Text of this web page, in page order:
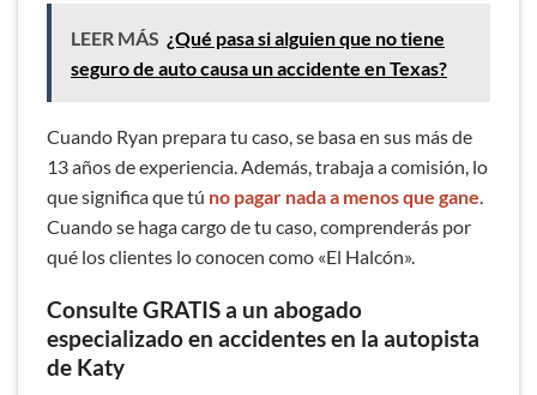
LEER MÁS ¿Qué pasa si alguien que no tiene
seguro de auto causa un accidente en Texas?
Cuando Ryan prepara tu caso, se basa en sus más de
13 años de experiencia. Además, trabaja a comisión, lo
que significa que tú no pagar nada a menos que gane
Cuando se haga cargo de tu caso, comprenderás por
qué los clientes lo conocen como «El Halcón».
Consulte GRATIS a un abogado
especializado en accidentes en la autopista
de Katy